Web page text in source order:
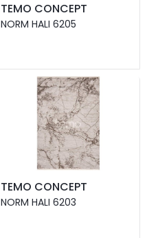
TEMO CONCEPT
NORM HALI 6205
TEMO CONCEPT
NORM HALI 6203